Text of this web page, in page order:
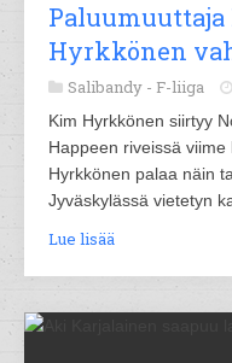
Paluumuuttaja
Hyrkkönen
Salibandy - F-liiga
Kim Hyrkkönen siirtyy
Happeen riveissä
Hyrkkönen palaa näin
Jyväskylässä vietetyn
Lue lisää